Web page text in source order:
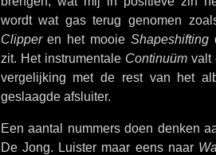
wordt wat gas terug genomen
Clipperen het mooie Shapeshifting
zit. Het instrumentale Continuümvalt
vergelijking met de rest van het
geslaagde afsluiter.
Een aantal nummers doen denken
De Jong. Luister maar eens naar